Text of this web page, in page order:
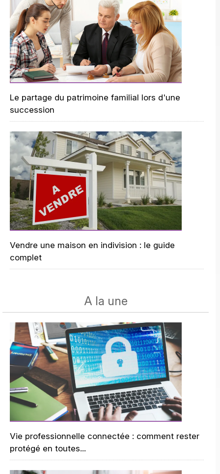
Le partage du patrimoine familial lors d'une
succession
Vendre une maison en indivision : le guide
complet
A la une
Vie professionnelle connectée : comment rester
protégé en toutes...